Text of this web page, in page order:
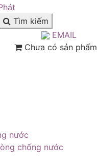
Tìm kiếm
EMAIL
Chưa có sản phẩm
nước
chống nước